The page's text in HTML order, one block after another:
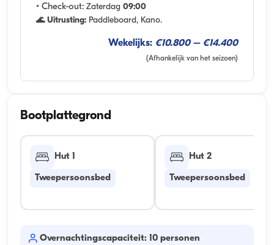
• Check-out: Zaterdag 09:00
🌊 Uitrusting: Paddleboard, Kano.
Wekelijks: €10.800 – €14.400
(Afhankelijk van het seizoen)
Bootplattegrond
Hut 1
Tweepersoonsbed
Hut 2
Tweepersoonsbed
Overnachtingscapaciteit: 10 personen